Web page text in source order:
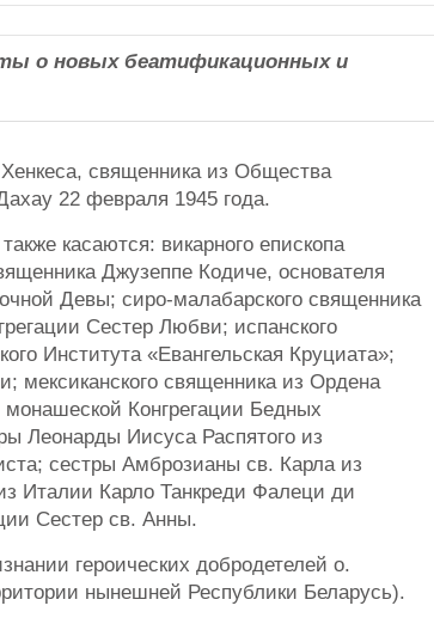
о новых беатификационных и
священника из Общества
22 февраля 1945 года.
касаются: викарного епископа
Джузеппе Кодиче, основателя
Девы; сиро-малабарского священника
Сестер Любви; испанского
Института «Евангельская Круциата»;
мексиканского священника из Ордена
Конгрегации Бедных
Леонарды Иисуса Распятого из
сестры Амброзианы св. Карла из
Италии Карло Танкреди Фалеци ди
Сестер св. Анны.
героических добродетелей о.
нынешней Республики Беларусь).